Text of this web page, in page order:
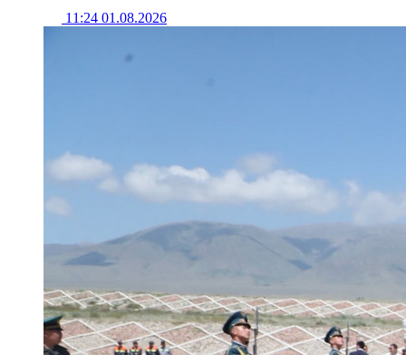
11:24 01.08.2026